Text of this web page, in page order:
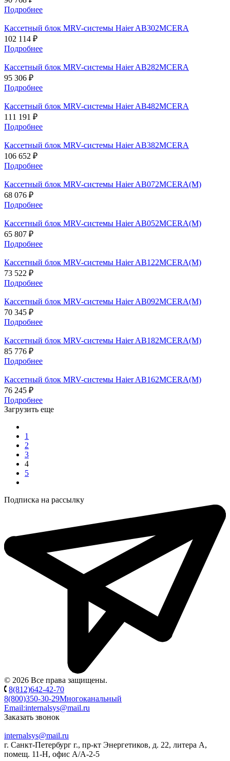
Подробнее
Кассетный блок MRV-системы Haier AB302MCERA
102 114 ₽
Подробнее
Кассетный блок MRV-системы Haier AB282MCERA
95 306 ₽
Подробнее
Кассетный блок MRV-системы Haier AB482MCERA
111 191 ₽
Подробнее
Кассетный блок MRV-системы Haier AB382MCERA
106 652 ₽
Подробнее
Кассетный блок MRV-системы Haier AB072MCERA(M)
68 076 ₽
Подробнее
Кассетный блок MRV-системы Haier AB052MCERA(M)
65 807 ₽
Подробнее
Кассетный блок MRV-системы Haier AB122MCERA(M)
73 522 ₽
Подробнее
Кассетный блок MRV-системы Haier AB092MCERA(M)
70 345 ₽
Подробнее
Кассетный блок MRV-системы Haier AB182MCERA(M)
85 776 ₽
Подробнее
Кассетный блок MRV-системы Haier AB162MCERA(M)
76 245 ₽
Подробнее
Загрузить еще
1
2
3
4
5
Подписка на рассылку
© 2026 Все права защищены.
8(812)642-42-70
8(800)350-30-29Многоканальный
Email:internalsys@mail.ru
Заказать звонок
internalsys@mail.ru
г. Санкт-Петербург г., пр-кт Энергетиков, д. 22, литера А,
помещ. 11-Н, офис А/А-2-5